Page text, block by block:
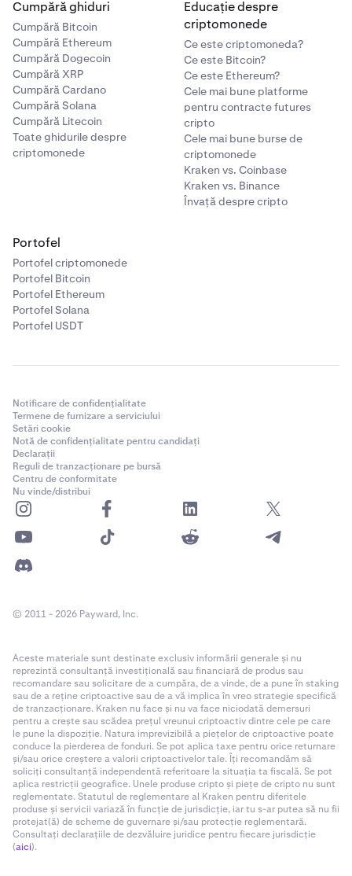
Cumpără ghiduri
Cumpără Bitcoin
Cumpără Ethereum
Cumpără Dogecoin
Cumpără XRP
Cumpără Cardano
Cumpără Solana
Cumpără Litecoin
Toate ghidurile despre
criptomonede
Educație despre
criptomonede
Ce este criptomoneda?
Ce este Bitcoin?
Ce este Ethereum?
Cele mai bune platforme
pentru contracte futures
cripto
Cele mai bune burse de
criptomonede
Kraken vs. Coinbase
Kraken vs. Binance
Învață despre cripto
Portofel
Portofel criptomonede
Portofel Bitcoin
Portofel Ethereum
Portofel Solana
Portofel USDT
Notificare de confidențialitate
Termene de furnizare a serviciului
Setări cookie
Notă de confidențialitate pentru candidați
Declarații
Reguli de tranzacționare pe bursă
Centru de conformitate
Nu vinde/distribui
© 2011 - 2026 Payward, Inc.
Aceste materiale sunt destinate exclusiv informării generale și nu
reprezintă consultanță investițională sau financiară de produs sau
recomandare sau solicitare de a cumpăra, de a vinde, de a pune în staking
sau de a reține criptoactive sau de a vă implica în vreo strategie specifică
de tranzacționare. Kraken nu face și nu va face niciodată demersuri
pentru a crește sau scădea prețul vreunui criptoactiv dintre cele pe care
le pune la dispoziție. Natura imprevizibilă a piețelor de criptoactive poate
conduce la pierderea de fonduri. Se pot aplica taxe pentru orice returnare
și/sau orice creștere a valorii criptoactivelor tale. Îți recomandăm să
soliciți consultanță independentă referitoare la situația ta fiscală. Se pot
aplica restricții geografice. Unele produse cripto și piețe de cripto nu sunt
reglementate. Statutul de reglementare al Kraken pentru diferitele
produse și servicii variază în funcție de jurisdicție, iar tu s-ar putea să nu fii
protejat(ă) de scheme de guvernare și/sau protecție reglementară.
Consultați declarațiile de dezvăluire juridice pentru fiecare jurisdicție
(aici).